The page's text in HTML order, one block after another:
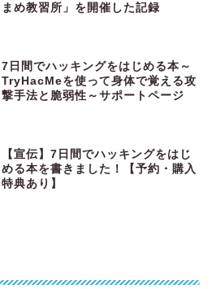
まめ教習所」を開催した記録
7日間でハッキングをはじめる本～
TryHacMeを使って身体で覚える攻
撃手法と脆弱性～サポートページ
【宣伝】7日間でハッキングをはじ
める本を書きました！【予約・購入
特典あり】